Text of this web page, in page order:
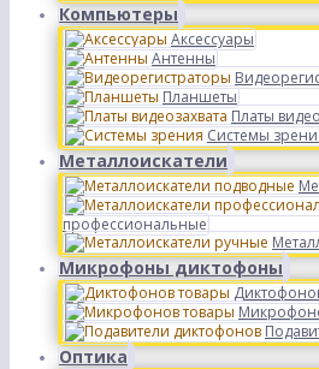
Компьютеры
Аксессуары
Антенны
Планшеты
Платы
Системы
Металлоискатели
профессиональные
Микрофоны диктофоны
Оптика